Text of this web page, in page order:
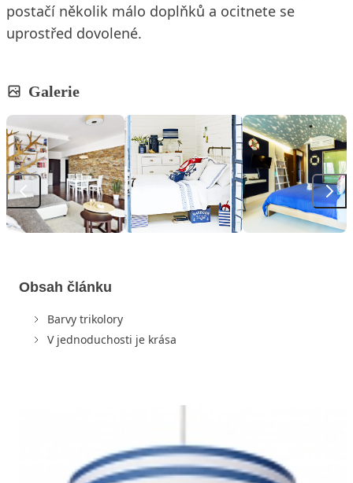
postačí několik málo doplňků a ocitnete se
uprostřed dovolené.
Galerie
Obsah článku
Barvy trikolory
V jednoduchosti je krása